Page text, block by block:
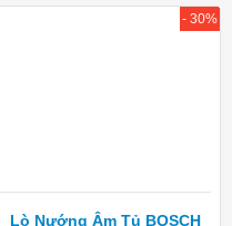
Lò Nướng Âm Tủ BOSCH
- 30%